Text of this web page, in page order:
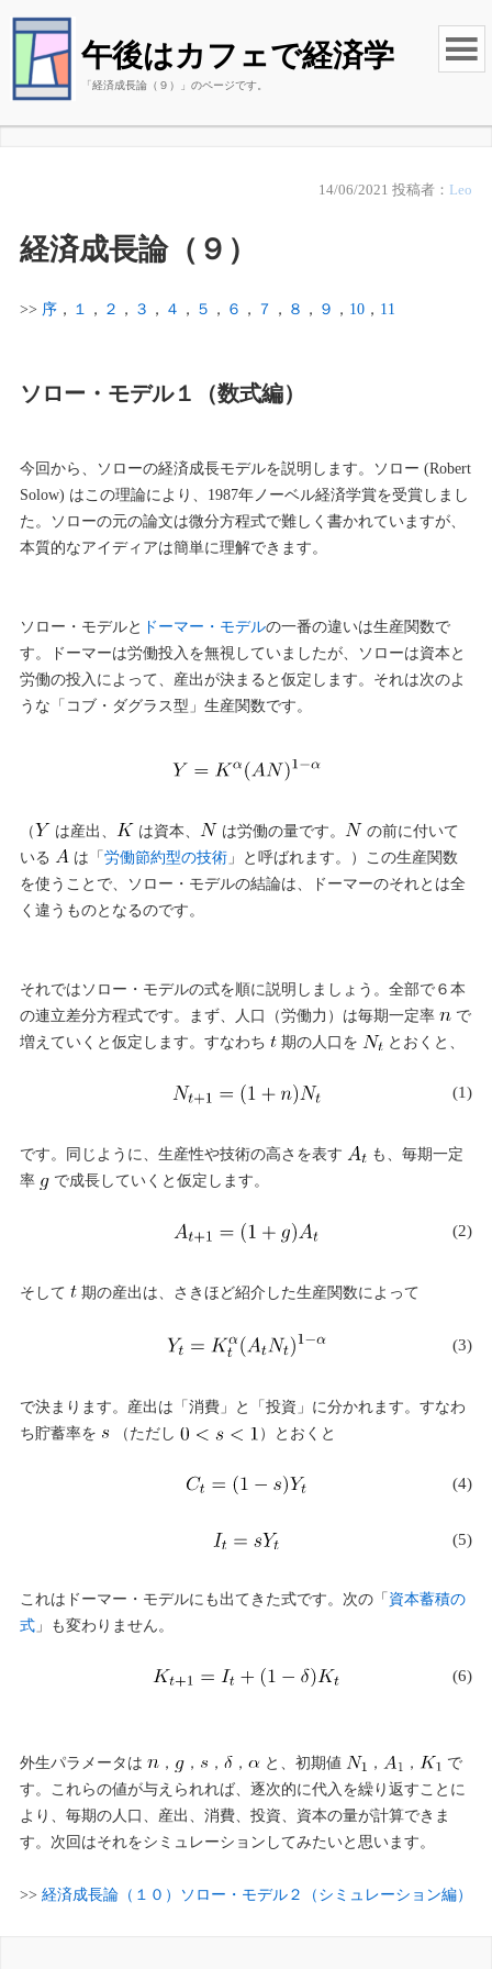
午後はカフェで経済学
「経済成長論（９）」のページです。
14/06/2021 投稿者： Leo
経済成長論（９）
>> 序， １ ， ２ ， ３ ， ４ ， ５ ， ６ ， ７ ， ８ ， ９ ， 10， 11
ソロー・モデル１（数式編）
今回から、ソローの経済成長モデルを説明します。ソロー (Robert
Solow) はこの理論により、1987年ノーベル経済学賞を受賞しまし
た。ソローの元の論文は微分方程式で難しく書かれていますが、
本質的なアイディアは簡単に理解できます。
ソロー・モデルと ドーマー・モデルの一番の違いは生産関数で
す。ドーマーは労働投入を無視していましたが、ソローは資本と
労働の投入によって、産出が決まると仮定します。それは次のよ
うな「コブ・ダグラス型」生産関数です。
（ は産出、 は資本、 は労働の量です。
の前に付いて
いる
は「 労働節約型の技術」と呼ばれます。）この生産関数
を使うことで、ソロー・モデルの結論は、ドーマーのそれとは全
く違うものとなるのです。
それではソロー・モデルの式を順に説明しましょう。全部で６本
の連立差分方程式です。まず、人口（労働力）は毎期一定率
で
増えていくと仮定します。すなわち
期の人口を とおくと、
(1)
です。同じように、生産性や技術の高さを表す
も、毎期一定
率
で成長していくと仮定します。
(2)
そして 期の産出は、さきほど紹介した生産関数によって
(3)
で決まります。産出は「消費」と「投資」に分かれます。すなわ
ち貯蓄率を
（ただし ）とおくと
(4)
(5)
これはドーマー・モデルにも出てきた式です。次の「 資本蓄積の
式」も変わりません。
(6)
外生パラメータは ， ， ， ， と、初期値 ， ，
で
す。これらの値が与えられれば、逐次的に代入を繰り返すことに
より、毎期の人口、産出、消費、投資、資本の量が計算できま
す。次回はそれをシミュレーションしてみたいと思います。
>> 経済成長論（１０）ソロー・モデル２（シミュレーション編）